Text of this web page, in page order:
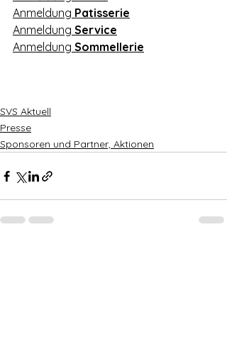
Anmeldung Patisserie
Anmeldung Service
Anmeldung Sommellerie
SVS Aktuell
Presse
Sponsoren und Partner, Aktionen